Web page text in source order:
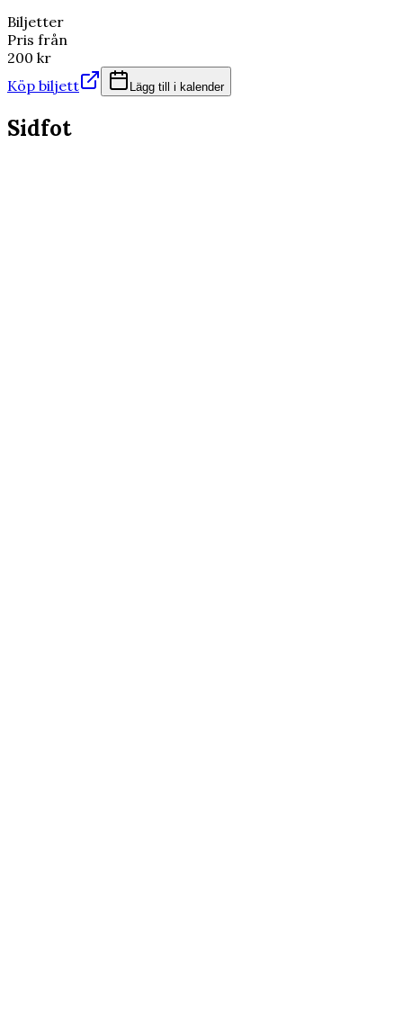
Biljetter
Pris från
200 kr
Köp biljett
Lägg till i kalender
Sidfot